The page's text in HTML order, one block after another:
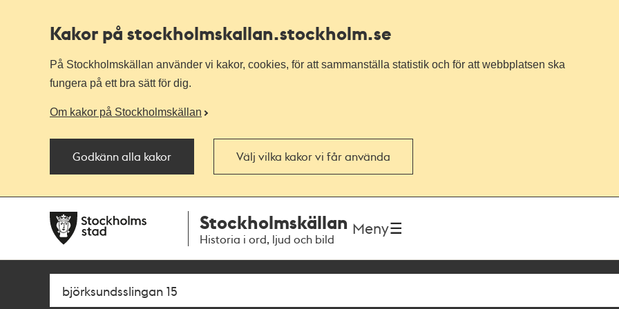
Kakor på stockholmskallan.stockholm.se
På Stockholmskällan använder vi kakor, cookies, för att sammanställa statistik och för att webbplatsen ska
fungera på ett bra sätt för dig.
Om kakor på Stockholmskällan
Godkänn alla kakor Välj vilka kakor vi får använda
navigationen
huvudinnehållet
Stockholmskällan
Historia i ord, ljud och bild
Meny
Sök